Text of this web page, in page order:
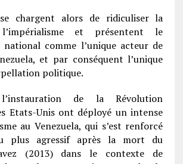
chargent alors de ridiculiser la
et présentent le
national comme l’unique acteur de
et par conséquent l’unique
politique.
de la Révolution
Etats-Unis ont déployé un intense
au Venezuela, qui s’est renforcé
plus agressif après la mort du
(2013) dans le contexte de